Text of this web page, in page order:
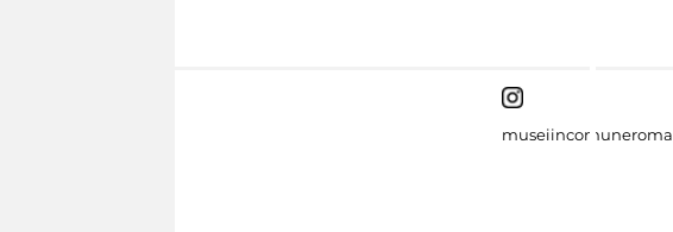
museiincomuneroma